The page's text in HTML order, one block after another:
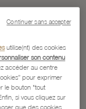
utilise(nt) des cookies
son contenu
accéder au centre
pour exprimer
le bouton "tout
si vous cliquez sur
que des cookies
Continuer sans accepter